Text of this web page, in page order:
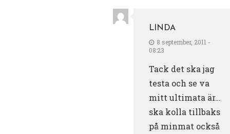
LINDA
8 september, 2011 -
08:23
Tack det ska jag
testa och se va
mitt ultimata är…
ska kolla tillbaks
på minmat också